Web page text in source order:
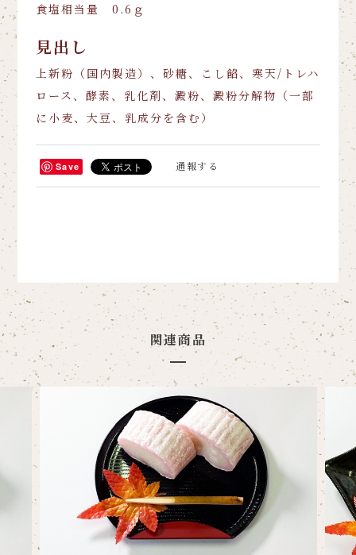
食塩相当量 0.6ｇ
見出し
上新粉（国内製造）、砂糖、こし餡、寒天/トレハ
ロース、酵素、乳化剤、澱粉、澱粉分解物（一部
に小麦、大豆、乳成分を含む）
Save 通報する
関連商品